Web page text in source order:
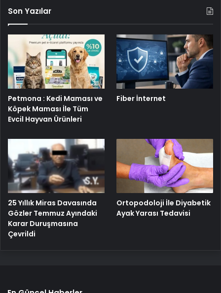
Son Yazılar
Petmona : Kedi Maması ve
Köpek Maması İle Tüm
Evcil Hayvan Ürünleri
Fiber İnternet
25 Yıllık Miras Davasında
Gözler Temmuz Ayındaki
Karar Duruşmasına
Çevrildi
Ortopodoloji İle Diyabetik
Ayak Yarası Tedavisi